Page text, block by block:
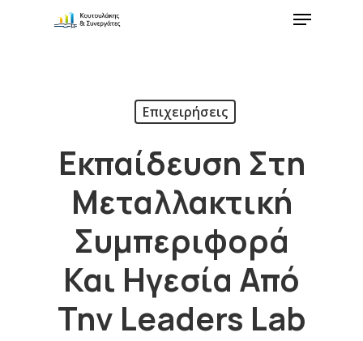
Επιχειρήσεις
Εκπαίδευση Στη
Μεταλλακτική
Συμπεριφορά
Και Ηγεσία Από
Την Leaders Lab